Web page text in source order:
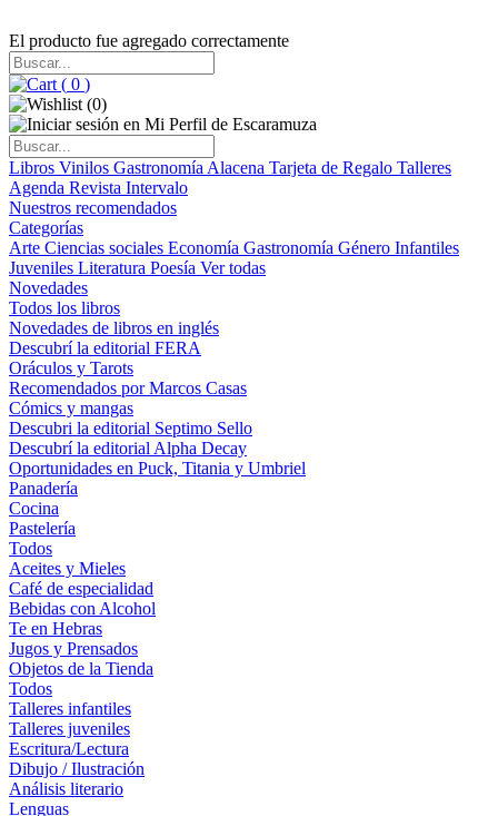
El producto fue agregado correctamente
( 0 )
(0)
Libros Vinilos Gastronomía Alacena Tarjeta de Regalo Talleres
Agenda Revista Intervalo
Nuestros recomendados
Categorías
Arte Ciencias sociales Economía Gastronomía Género Infantiles
Juveniles Literatura Poesía Ver todas
Novedades
Todos los libros
Novedades de libros en inglés
Descubrí la editorial FERA
Oráculos y Tarots
Recomendados por Marcos Casas
Cómics y mangas
Descubri la editorial Septimo Sello
Descubrí la editorial Alpha Decay
Oportunidades en Puck, Titania y Umbriel
Panadería
Cocina
Pastelería
Todos
Aceites y Mieles
Café de especialidad
Bebidas con Alcohol
Te en Hebras
Jugos y Prensados
Objetos de la Tienda
Todos
Talleres infantiles
Talleres juveniles
Escritura/Lectura
Dibujo / Ilustración
Análisis literario
Lenguas